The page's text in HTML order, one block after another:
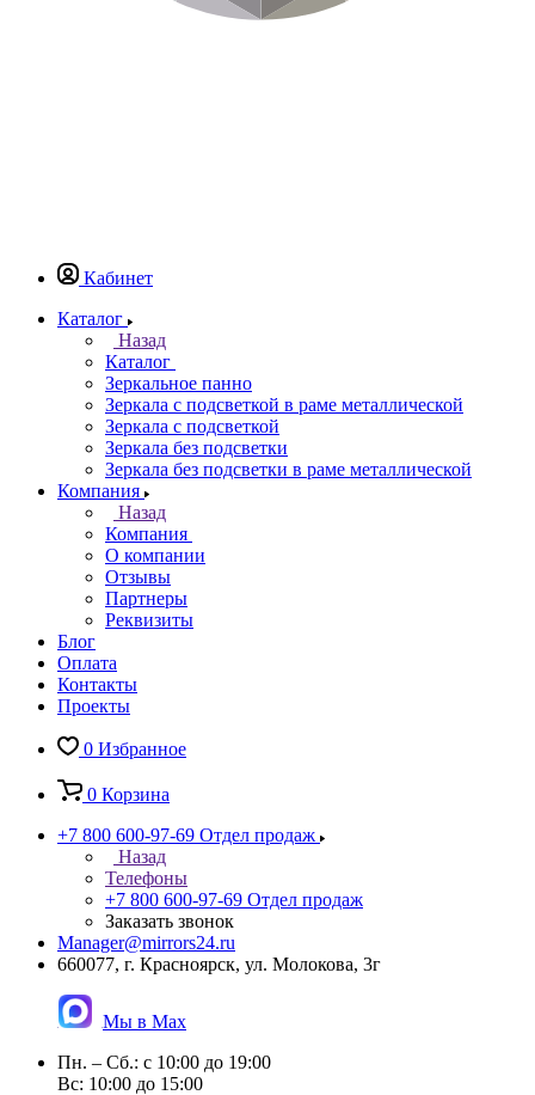
Кабинет
Каталог
Назад
Каталог
Зеркальное панно
Зеркала с подсветкой в раме металлической
Зеркала с подсветкой
Зеркала без подсветки
Зеркала без подсветки в раме металлической
Компания
Назад
Компания
О компании
Отзывы
Партнеры
Реквизиты
Блог
Оплата
Контакты
Проекты
0 Избранное
0 Корзина
+7 800 600-97-69 Отдел продаж
Назад
Телефоны
+7 800 600-97-69 Отдел продаж
Заказать звонок
Manager@mirrors24.ru
660077, г. Красноярск, ул. Молокова, 3г
Мы в Max
Пн. – Сб.: с 10:00 до 19:00
Вс: 10:00 до 15:00